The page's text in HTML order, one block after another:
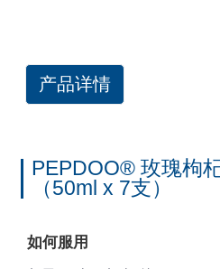
产品详情
PEPDOO® 玫瑰枸
（50ml x 7支）
如何服用